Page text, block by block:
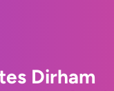
Dirham